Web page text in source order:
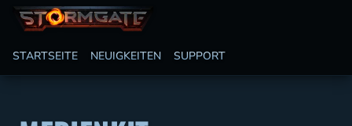
STARTSEITE NEUIGKEITEN SUPPORT